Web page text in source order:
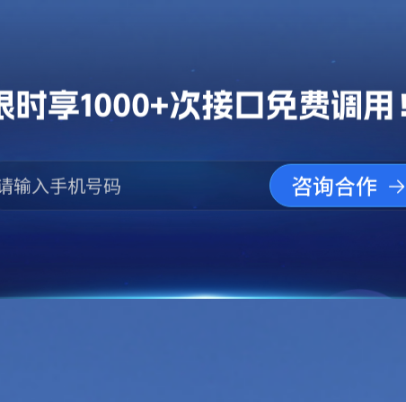
时享1000+次接口免费调用
咨询合作